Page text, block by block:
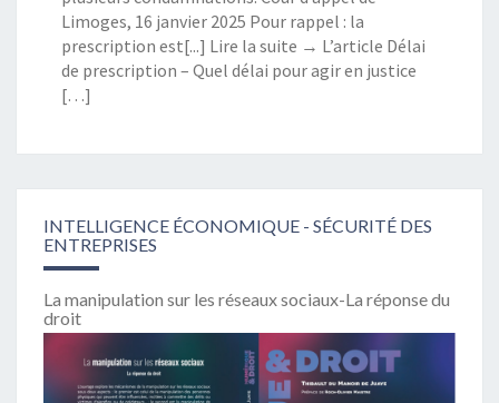
Limoges, 16 janvier 2025 Pour rappel : la
prescription est[...] Lire la suite → L’article Délai
de prescription – Quel délai pour agir en justice
[…]
INTELLIGENCE ÉCONOMIQUE - SÉCURITÉ DES
ENTREPRISES
La manipulation sur les réseaux sociaux-La réponse du
droit